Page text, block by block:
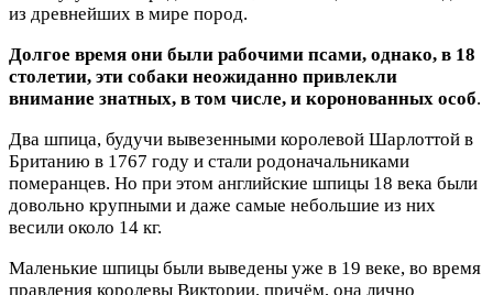
из древнейших в мире пород.
Долгое время они были рабочими псами, однако, в 18
столетии, эти собаки неожиданно привлекли
внимание знатных, в том числе, и коронованных особ.
Два шпица, будучи вывезенными королевой Шарлоттой в
Британию в 1767 году и стали родоначальниками
померанцев. Но при этом английские шпицы 18 века были
довольно крупными и даже самые небольшие из них
весили около 14 кг.
Маленькие шпицы были выведены уже в 19 веке, во время
правления королевы Виктории, причём, она лично